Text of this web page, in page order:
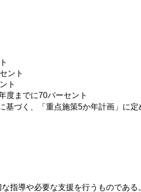
ント
ト
までに70パーセント
づく、「重点施策5か年計画」に定
導や必要な支援を行うものであ